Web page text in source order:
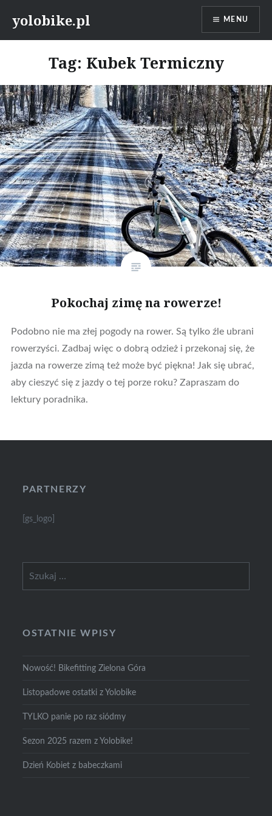
yolobike.pl MENU
Tag: Kubek Termiczny
Pokochaj zimę na rowerze!
Podobno nie ma złej pogody na rower. Są tylko źle ubrani
rowerzyści. Zadbaj więc o dobrą odzież i przekonaj się, że
jazda na rowerze zimą też może być piękna! Jak się ubrać,
aby cieszyć się z jazdy o tej porze roku? Zapraszam do
lektury poradnika.
PARTNERZY
[gs_logo]
OSTATNIE WPISY
Nowość! Bikefitting Zielona Góra
Listopadowe ostatki z Yolobike
TYLKO panie po raz siódmy
Sezon 2025 razem z Yolobike!
Dzień Kobiet z babeczkami